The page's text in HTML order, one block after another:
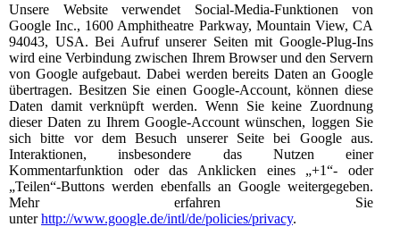
Unsere Website verwendet Social-Media-Funktionen von
Google Inc., 1600 Amphitheatre Parkway, Mountain View, CA
94043, USA. Bei Aufruf unserer Seiten mit Google-Plug-Ins
wird eine Verbindung zwischen Ihrem Browser und den Servern
von Google aufgebaut. Dabei werden bereits Daten an Google
übertragen. Besitzen Sie einen Google-Account, können diese
Daten damit verknüpft werden. Wenn Sie keine Zuordnung
dieser Daten zu Ihrem Google-Account wünschen, loggen Sie
sich bitte vor dem Besuch unserer Seite bei Google aus.
Interaktionen, insbesondere das Nutzen einer
Kommentarfunktion oder das Anklicken eines „+1“- oder
„Teilen“-Buttons werden ebenfalls an Google weitergegeben.
Mehr erfahren Sie
unterhttp://www.google.de/intl/de/policies/privacy.